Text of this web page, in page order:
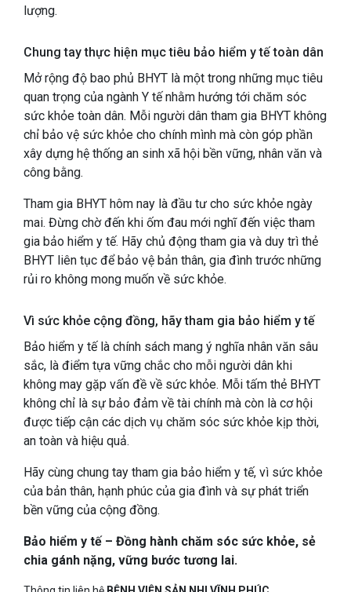
lượng.
Chung tay thực hiện mục tiêu bảo hiểm y tế toàn dân
Mở rộng độ bao phủ BHYT là một trong những mục tiêu
quan trọng của ngành Y tế nhằm hướng tới chăm sóc
sức khỏe toàn dân. Mỗi người dân tham gia BHYT không
chỉ bảo vệ sức khỏe cho chính mình mà còn góp phần
xây dựng hệ thống an sinh xã hội bền vững, nhân văn và
công bằng.
Tham gia BHYT hôm nay là đầu tư cho sức khỏe ngày
mai. Đừng chờ đến khi ốm đau mới nghĩ đến việc tham
gia bảo hiểm y tế. Hãy chủ động tham gia và duy trì thẻ
BHYT liên tục để bảo vệ bản thân, gia đình trước những
rủi ro không mong muốn về sức khỏe.
Vì sức khỏe cộng đồng, hãy tham gia bảo hiểm y tế
Bảo hiểm y tế là chính sách mang ý nghĩa nhân văn sâu
sắc, là điểm tựa vững chắc cho mỗi người dân khi
không may gặp vấn đề về sức khỏe. Mỗi tấm thẻ BHYT
không chỉ là sự bảo đảm về tài chính mà còn là cơ hội
được tiếp cận các dịch vụ chăm sóc sức khỏe kịp thời,
an toàn và hiệu quả.
Hãy cùng chung tay tham gia bảo hiểm y tế, vì sức khỏe
của bản thân, hạnh phúc của gia đình và sự phát triển
bền vững của cộng đồng.
Bảo hiểm y tế – Đồng hành chăm sóc sức khỏe, sẻ
chia gánh nặng, vững bước tương lai.